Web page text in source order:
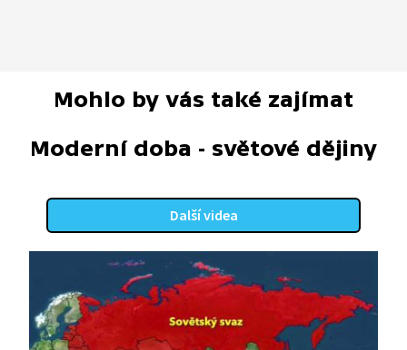
Mohlo by vás také zajímat
Moderní doba - světové dějiny
Další videa